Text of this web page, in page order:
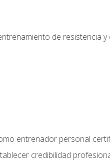
de resistencia y
entrenador personal
credibilidad